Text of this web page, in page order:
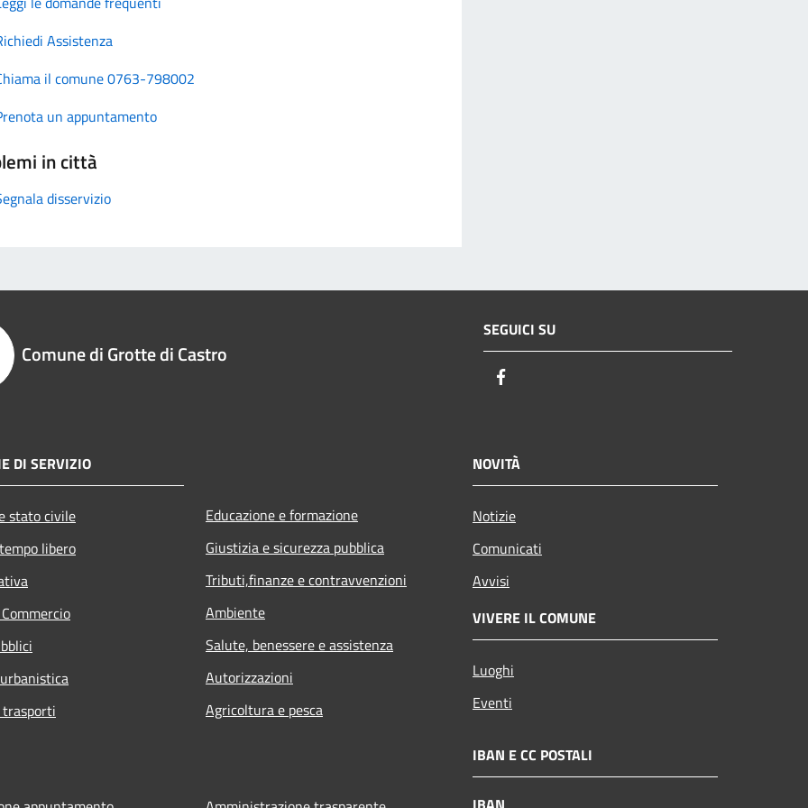
Assistenza
il comune 0763-798002
un appuntamento
in città
disservizio
Comune di Grotte di Castro
SEGUICI SU
DI SERVIZIO
stato civile
libero
Educazione e formazione
Giustizia e sicurezza pubblica
Tributi,finanze e contravvenzioni
Ambiente
Salute, benessere e assistenza
Autorizzazioni
Agricoltura e pesca
NOVITÀ
Notizie
Comunicati
Avvisi
VIVERE IL COMUNE
Luoghi
Eventi
IBAN E CC POSTALI